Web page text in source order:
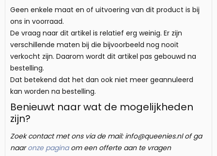
Geen enkele maat en of uitvoering van dit product is bij
ons in voorraad.
De vraag naar dit artikel is relatief erg weinig. Er zijn
verschillende maten bij die bijvoorbeeld nog nooit
verkocht zijn. Daarom wordt dit artikel pas gebouwd na
bestelling.
Dat betekend dat het dan ook niet meer geannuleerd
kan worden na bestelling.
Benieuwt naar wat de mogelijkheden
zijn?
Zoek contact met ons via de mail: info@queenies.nl of ga
naaronze paginaom een offerte aan te vragen